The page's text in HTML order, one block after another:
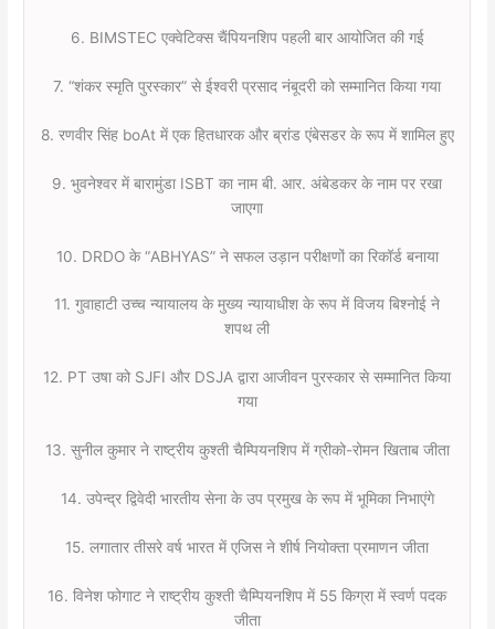
6. BIMSTEC एक्वेटिक्स चैंपियनशिप पहली बार आयोजित की गई
7. “शंकर स्मृति पुरस्कार” से ईश्वरी प्रसाद नंबूदरी को सम्मानित किया गया
8. रणवीर सिंह boAt में एक हितधारक और ब्रांड एंबेसडर के रूप में शामिल हुए
9. भुवनेश्वर में बारामुंडा ISBT का नाम बी. आर. अंबेडकर के नाम पर रखा
जाएगा
10. DRDO के “ABHYAS” ने सफल उड़ान परीक्षणों का रिकॉर्ड बनाया
11. गुवाहाटी उच्च न्यायालय के मुख्य न्यायाधीश के रूप में विजय बिश्नोई ने
शपथ ली
12. PT उषा को SJFI और DSJA द्वारा आजीवन पुरस्कार से सम्मानित किया
गया
13. सुनील कुमार ने राष्ट्रीय कुश्ती चैम्पियनशिप में ग्रीको-रोमन खिताब जीता
14. उपेन्द्र द्विवेदी भारतीय सेना के उप प्रमुख के रूप में भूमिका निभाएंगे
15. लगातार तीसरे वर्ष भारत में एजिस ने शीर्ष नियोक्ता प्रमाणन जीता
16. विनेश फोगाट ने राष्ट्रीय कुश्ती चैम्पियनशिप में 55 किग्रा में स्वर्ण पदक
जीता